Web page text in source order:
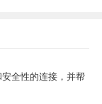
全性的连接，并帮